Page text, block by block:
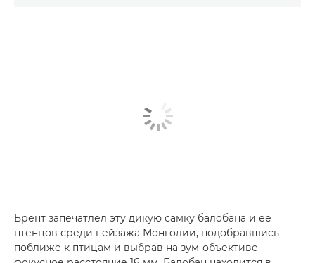
Брент запечатлел эту дикую самку балобана и ее
птенцов среди пейзажа Монголии, подобравшись
поближе к птицам и выбрав на зум-объективе